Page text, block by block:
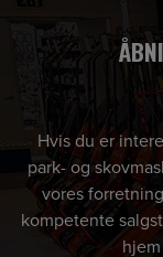
Hvis du er
park- og
vores
kompetente